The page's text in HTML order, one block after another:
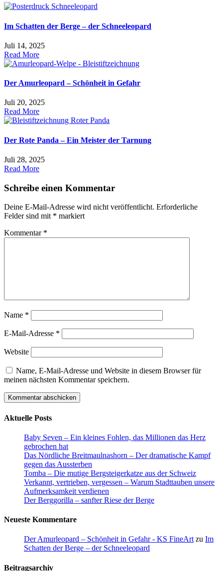
Im Schatten der Berge – der Schneeleopard
Juli 14, 2025
Read More
Der Amurleopard – Schönheit in Gefahr
Juli 20, 2025
Read More
Der Rote Panda – Ein Meister der Tarnung
Juli 28, 2025
Read More
Schreibe einen Kommentar
Deine E-Mail-Adresse wird nicht veröffentlicht. Erforderliche
Felder sind mit * markiert
Kommentar *
Name *
E-Mail-Adresse *
Website
Name, E-Mail-Adresse und Website in diesem Browser für
meinen nächsten Kommentar speichern.
Aktuelle Posts
Baby Seven – Ein kleines Fohlen, das Millionen das Herz
gebrochen hat
Das Nördliche Breitmaulnashorn – Der dramatische Kampf
gegen das Aussterben
Tomba – Die mutige Bergsteigerkatze aus der Schweiz
Verkannt, vertrieben, vergessen – Warum Stadttauben unsere
Aufmerksamkeit verdienen
Der Berggorilla – sanfter Riese der Berge
Neueste Kommentare
Der Amurleopard – Schönheit in Gefahr - KS FineArt zu Im
Schatten der Berge – der Schneeleopard
Beitragsarchiv